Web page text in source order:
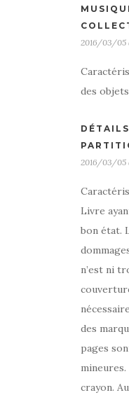
2016/03/05
des
2016/03/05
Livre
bon état.
n’est ni
des
pages
crayon.